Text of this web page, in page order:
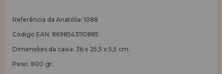
Referência da Anatólia: 1088
Código EAN: 8698543110885
Dimensões da caixa: 36 x 25,5 x 5,5 cm.
Peso: 800 gr.